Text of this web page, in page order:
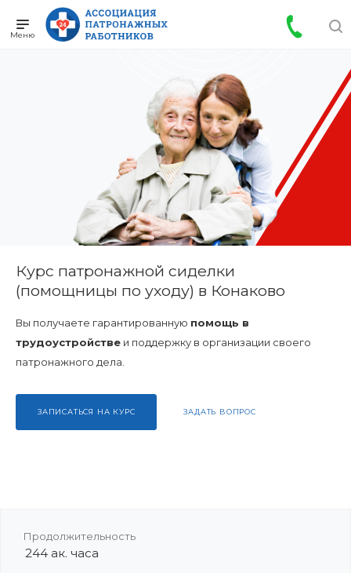
Курс патронажной сиделки
(помощницы по уходу) в Конаково
Вы получаете гарантированную помощь в
трудоустройстве и поддержку в организации своего
патронажного дела.
ЗАПИСАТЬСЯ НА КУРС ЗАДАТЬ ВОПРОС
Продолжительность
244 ак. часа